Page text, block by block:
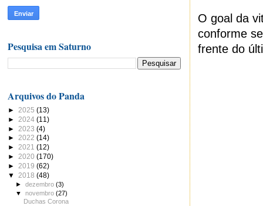
O goal da
conforme
frente do
Pesquisa em Saturno
Arquivos do Panda
► 2025 (13)
► 2024 (11)
► 2023 (4)
► 2022 (14)
► 2021 (12)
► 2020 (170)
► 2019 (62)
▼ 2018 (48)
►dezembro(3)
▼novembro(27)
Duchas Corona